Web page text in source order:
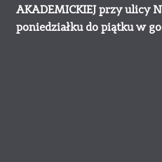
AKADEMICKIEJ przy ulicy
poniedziałku do piątku w